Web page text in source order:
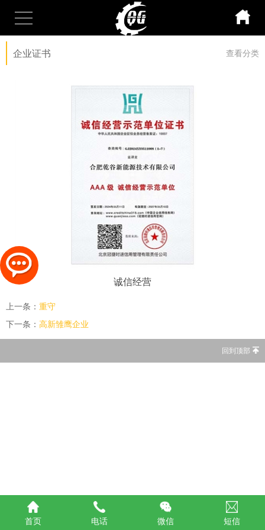
企业证书 查看分类
诚信经营
上一条： 重守
下一条： 高新雏鹰企业
回到顶部
首页 电话 微信 短信